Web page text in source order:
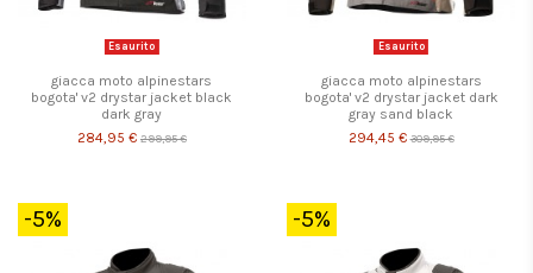
Esaurito
giacca moto alpinestars
bogota' v2 drystar jacket black
dark gray
284,95 € 299,95 €
Esaurito
giacca moto alpinestars
bogota' v2 drystar jacket dark
gray sand black
294,45 € 309,95 €
-5% -5%